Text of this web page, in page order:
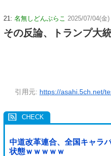
21: 名無しどんぶらこ 2025/07/04(金
その反論、トランプ大
引用元: https://asahi.5ch.net/
中道改革連合、全国キャラ
状態ｗｗｗｗｗ